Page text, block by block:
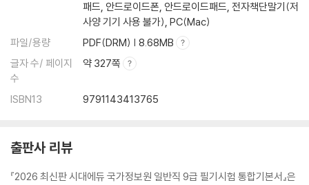
패드, 안드로이드폰, 안드로이드패드, 전자책단말기(저
사양 기기 사용 불가), PC(Mac)
파일/용량
PDF(DRM) | 8.68MB
글자 수/ 페이지
수
약 327쪽
ISBN13 9791143413765
출판사 리뷰
『2026 최신판 시대에듀 국가정보원 일반직 9급 필기시험 통합기본서』은